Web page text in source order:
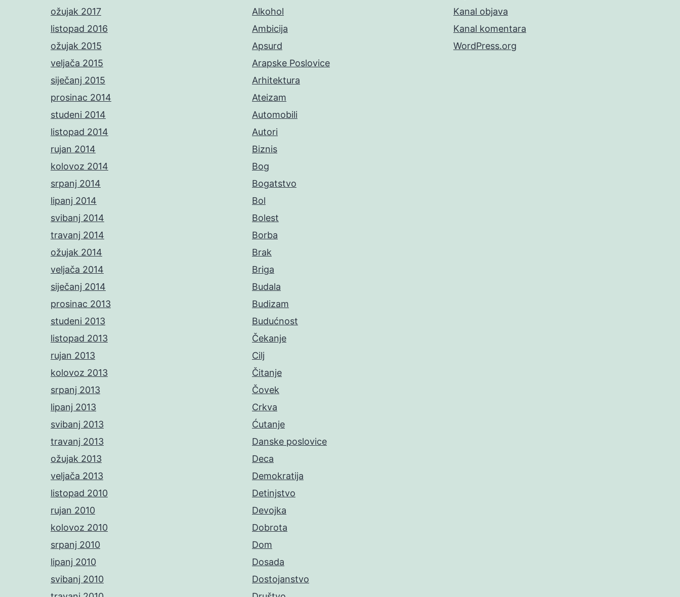
ožujak 2017
listopad 2016
ožujak 2015
veljača 2015
siječanj 2015
prosinac 2014
studeni 2014
listopad 2014
rujan 2014
kolovoz 2014
srpanj 2014
lipanj 2014
svibanj 2014
travanj 2014
ožujak 2014
veljača 2014
siječanj 2014
prosinac 2013
studeni 2013
listopad 2013
rujan 2013
kolovoz 2013
srpanj 2013
lipanj 2013
svibanj 2013
travanj 2013
ožujak 2013
veljača 2013
listopad 2010
rujan 2010
kolovoz 2010
srpanj 2010
lipanj 2010
svibanj 2010
Alkohol
Ambicija
Apsurd
Arapske Poslovice
Arhitektura
Ateizam
Automobili
Autori
Biznis
Bog
Bogatstvo
Bol
Bolest
Borba
Brak
Briga
Budala
Budizam
Budućnost
Čekanje
Cilj
Čitanje
Čovek
Crkva
Ćutanje
Danske poslovice
Deca
Demokratija
Detinjstvo
Devojka
Dobrota
Dom
Dosada
Dostojanstvo
Kanal objava
Kanal komentara
WordPress.org